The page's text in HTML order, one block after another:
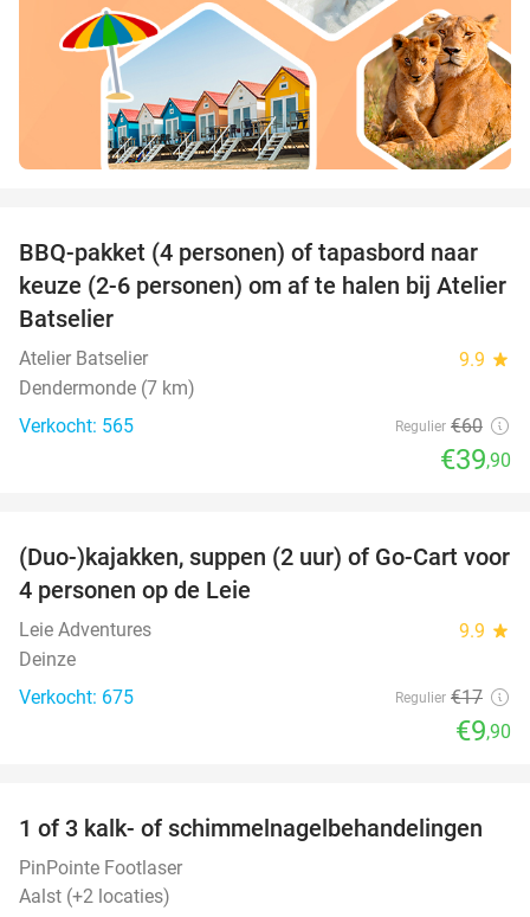
34%
BBQ-pakket (4 personen) of tapasbord naar
keuze (2-6 personen) om af te halen bij Atelier
Batselier
Atelier Batselier 9.9 star
Dendermonde (7 km)
Verkocht: 565
Regulier €60
€39,90
42%
(Duo-)kajakken, suppen (2 uur) of Go-Cart voor
4 personen op de Leie
Leie Adventures 9.9 star
Deinze
Verkocht: 675
Regulier €17
€9,90
68%
1 of 3 kalk- of schimmelnagelbehandelingen
PinPointe Footlaser
Aalst (+2 locaties)